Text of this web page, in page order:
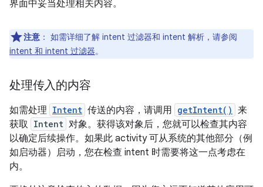
界面中妥当处理相关内容。
注意 ： 如需详细了解 intent 过滤器和 intent 解析，请参阅
intent 和 intent 过滤器。
处理传入的内容
如需处理 Intent 传送的内容，请调用 getIntent() 来
获取 Intent 对象。获得该对象后，您就可以检查其内容
以确定后续操作。如果此 activity 可从系统的其他部分（例
如启动器）启动，您在检查 intent 时需要将这一点考虑在
内。